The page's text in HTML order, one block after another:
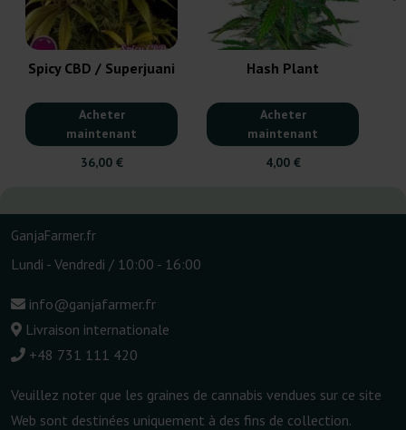
Spicy CBD / Superjuani
Acheter
maintenant
36,00 €
Hash Plant
Acheter
maintenant
4,00 €
GanjaFarmer.fr
Lundi - Vendredi / 10:00 - 16:00
info@ganjafarmer.fr
Livraison internationale
+48 731 111 420
Veuillez noter que les graines de cannabis vendues sur ce site
Web sont destinées uniquement à des fins de collection.